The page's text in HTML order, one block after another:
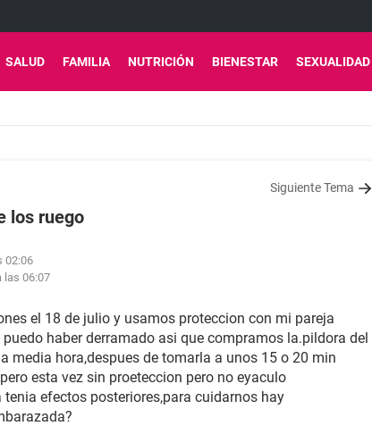
SALUD FAMILIA NUTRICIÓN BIENESTAR SEXUALIDAD
Siguiente Tema
los ruego
02:06
las 06:07
el 18 de julio y usamos proteccion con mi pareja
haber derramado asi que compramos la.pildora del
media hora,despues de tomarla a unos 15 o 20 min
esta vez sin proeteccion pero no eyaculo
efectos posteriores,para cuidarnos hay